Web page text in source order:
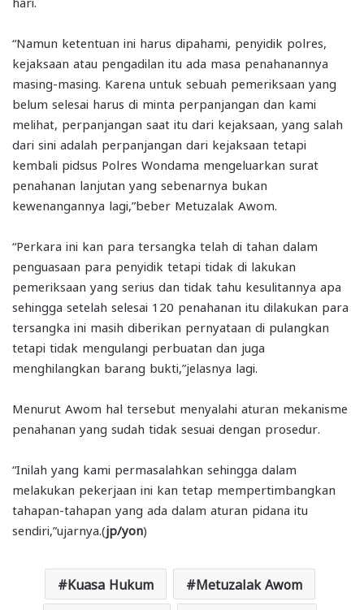
“Namun ketentuan ini harus dipahami, penyidik polres,
kejaksaan atau pengadilan itu ada masa penahanannya
masing-masing. Karena untuk sebuah pemeriksaan yang
belum selesai harus di minta perpanjangan dan kami
melihat, perpanjangan saat itu dari kejaksaan, yang salah
dari sini adalah perpanjangan dari kejaksaan tetapi
kembali pidsus Polres Wondama mengeluarkan surat
penahanan lanjutan yang sebenarnya bukan
kewenangannya lagi,”beber Metuzalak Awom.
“Perkara ini kan para tersangka telah di tahan dalam
penguasaan para penyidik tetapi tidak di lakukan
pemeriksaan yang serius dan tidak tahu kesulitannya apa
sehingga setelah selesai 120 penahanan itu dilakukan para
tersangka ini masih diberikan pernyataan di pulangkan
tetapi tidak mengulangi perbuatan dan juga
menghilangkan barang bukti,”jelasnya lagi.
Menurut Awom hal tersebut menyalahi aturan mekanisme
penahanan yang sudah tidak sesuai dengan prosedur.
“Inilah yang kami permasalahkan sehingga dalam
melakukan pekerjaan ini kan tetap mempertimbangkan
tahapan-tahapan yang ada dalam aturan pidana itu
sendiri,”ujarnya.(jp/yon)
Kuasa Hukum Metuzalak Awom